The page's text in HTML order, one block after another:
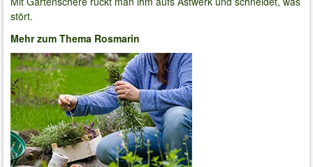
stört.
Mehr zum Thema Rosmarin